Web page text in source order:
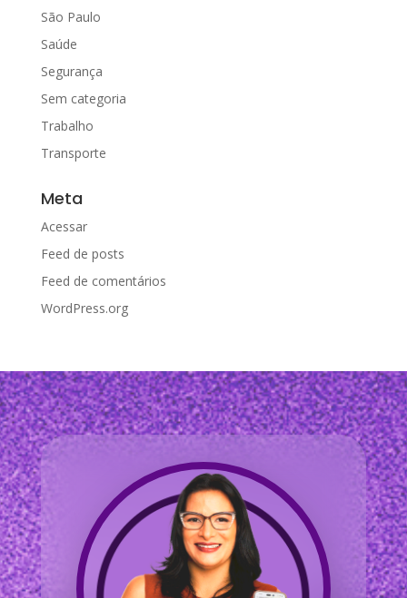
São Paulo
Saúde
Segurança
Sem categoria
Trabalho
Transporte
Meta
Acessar
Feed de posts
Feed de comentários
WordPress.org